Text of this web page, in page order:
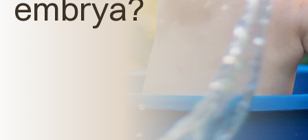
embrya?